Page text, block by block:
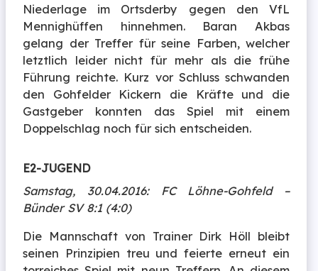
Niederlage im Ortsderby gegen den VfL
Mennighüffen hinnehmen. Baran Akbas
gelang der Treffer für seine Farben, welcher
letztlich leider nicht für mehr als die frühe
Führung reichte. Kurz vor Schluss schwanden
den Gohfelder Kickern die Kräfte und die
Gastgeber konnten das Spiel mit einem
Doppelschlag noch für sich entscheiden.
E2-JUGEND
Samstag, 30.04.2016: FC Löhne-Gohfeld –
Bünder SV 8:1 (4:0)
Die Mannschaft von Trainer Dirk Höll bleibt
seinen Prinzipien treu und feierte erneut ein